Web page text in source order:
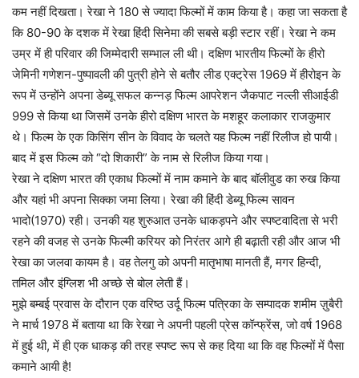
कम नहीं दिखता। रेखा ने 180 से ज्यादा फिल्मों में काम किया है। कहा जा सकता है
कि 80-90 के दशक में रेखा हिंदी सिनेमा की सबसे बड़ी स्टार रहीं। रेखा ने कम
उम्र में ही परिवार की जिम्मेदारी सम्भाल ली थी। दक्षिण भारतीय फिल्मों के हीरो
जेमिनी गणेशन-पुष्पावली की पुत्री होने से बतौर लीड एक्ट्रेस 1969 में हीरोइन के
रूप में उन्होंने अपना डेब्यू सफल कन्नड़ फिल्म आपरेशन जैकपाट नल्ली सीआईडी
999 से किया था जिसमें उनके हीरो दक्षिण भारत के मशहूर कलाकार राजकुमार
थे। फिल्म के एक किसिंग सीन के विवाद के चलते यह फिल्म नहीं रिलीज हो पायी।
बाद में इस फिल्म को “दो शिकारी” के नाम से रिलीज किया गया।
रेखा ने दक्षिण भारत की एकाध फिल्मों में नाम कमाने के बाद बॉलीवुड का रुख किया
और यहां भी अपना सिक्का जमा लिया। रेखा की हिंदी डेब्यू फिल्म सावन
भादो(1970) रही। उनकी यह शुरुआत उनके धाकड़पने और स्पष्टवादिता से भरी
रहने की वजह से उनके फिल्मी करियर को निरंतर आगे ही बढ़ाती रही और आज भी
रेखा का जलवा कायम है। वह तेलगु को अपनी मातृभाषा मानती हैं, मगर हिन्दी,
तमिल और इंग्लिश भी अच्छे से बोल लेती हैं।
मुझे बम्बई प्रवास के दौरान एक वरिष्ठ उर्दू फिल्म पत्रिका के सम्पादक शमीम ज़ुबैरी
ने मार्च 1978 में बताया था कि रेखा ने अपनी पहली प्रेस कॉन्फ्रेंस, जो वर्ष 1968
में हुई थी, में ही एक धाकड़ की तरह स्पष्ट रूप से कह दिया था कि वह फिल्मों में पैसा
कमाने आयी है!